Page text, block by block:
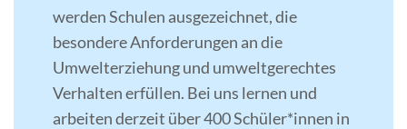
werden Schulen ausgezeichnet, die
besondere Anforderungen an die
Umwelterziehung und umweltgerechtes
Verhalten erfüllen. Bei uns lernen und
arbeiten derzeit über 400 Schüler*innen in